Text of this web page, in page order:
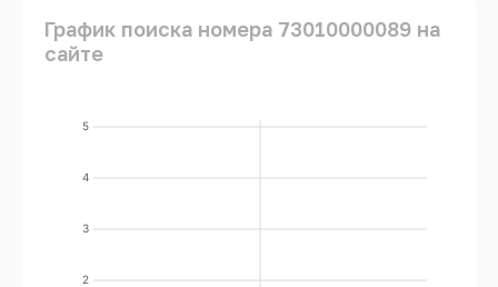
График поиска номера 73010000089 на
сайте
2
3
4
5